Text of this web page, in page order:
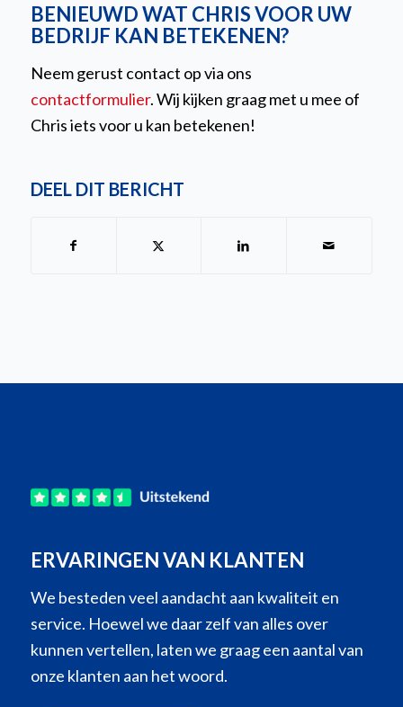
BENIEUWD WAT CHRIS VOOR UW
BEDRIJF KAN BETEKENEN?
Neem gerust contact op via ons
contactformulier. Wij kijken graag met u mee of
Chris iets voor u kan betekenen!
DEEL DIT BERICHT
ERVARINGEN VAN KLANTEN
We besteden veel aandacht aan kwaliteit en
service. Hoewel we daar zelf van alles over
kunnen vertellen, laten we graag een aantal van
onze klanten aan het woord.